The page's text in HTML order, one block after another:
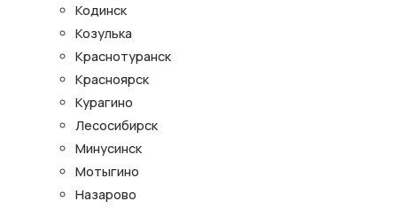
Кодинск
Козулька
Краснотуранск
Красноярск
Курагино
Лесосибирск
Минусинск
Мотыгино
Назарово